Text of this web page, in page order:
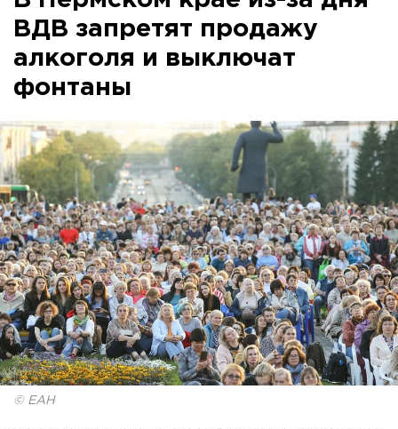
ВДВ запретят продажу
алкоголя и выключат
фонтаны
© ЕАН